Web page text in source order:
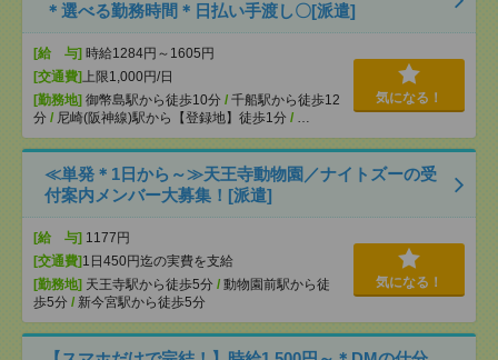
＊選べる勤務時間＊日払い手渡し〇[派遣]
[給 与] 時給1284円～1605円
[交通費] 上限1,000円/日
[勤務地] 御幣島駅から徒歩10分 / 千船駅から徒歩12
分 / 尼崎(阪神線)駅から【登録地】徒歩1分 / …
気になる！
≪単発＊1日から～≫天王寺動物園／ナイトズーの受
付案内メンバー大募集！[派遣]
[給 与] 1177円
[交通費] 1日450円迄の実費を支給
[勤務地] 天王寺駅から徒歩5分 / 動物園前駅から徒
歩5分 / 新今宮駅から徒歩5分
気になる！